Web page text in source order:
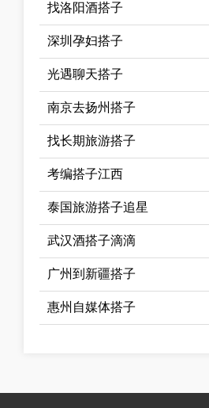
找洛阳酒搭子
深圳孕妇搭子
光遇聊天搭子
南京去扬州搭子
找长期旅游搭子
考编搭子江西
泰国旅游搭子追星
武汉酒搭子滴滴
广州到新疆搭子
惠州自媒体搭子